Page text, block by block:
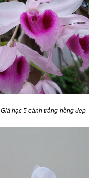
Giả hạc 5 cánh trắng hồng đẹp